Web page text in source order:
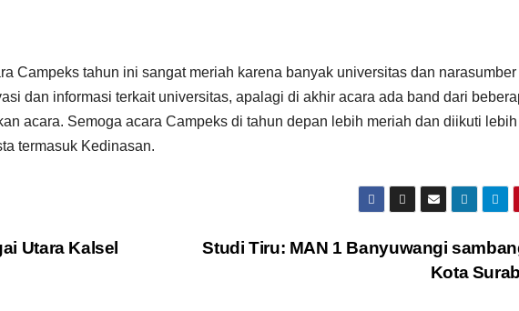
Campeks tahun ini sangat meriah karena banyak universitas dan
dan informasi terkait universitas, apalagi di akhir acara ada band dari
acara. Semoga acara Campeks di tahun depan lebih meriah dan diikuti
termasuk Kedinasan.
Studi Tiru: MAN 1 Banyuwangi
Kota
Utara Kalsel